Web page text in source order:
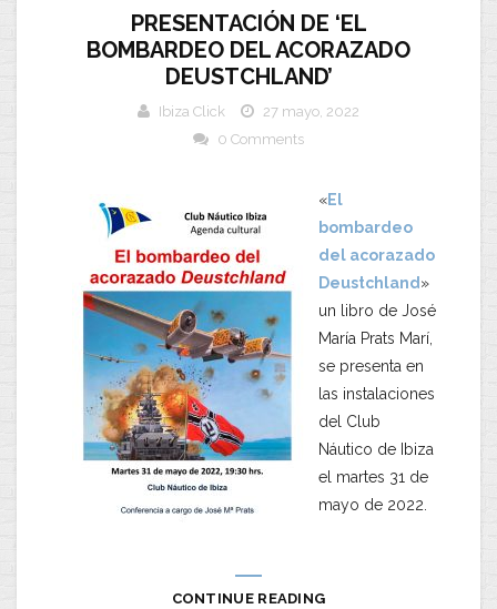
PRESENTACIÓN DE ‘EL
BOMBARDEO DEL ACORAZADO
DEUSTCHLAND’
Ibiza Click
27 mayo, 2022
0 Comments
«El
bombardeo
del acorazado
Deustchland»
un libro de José
María Prats Marí,
se presenta en
las instalaciones
del Club
Náutico de Ibiza
el martes 31 de
mayo de 2022.
CONTINUE READING